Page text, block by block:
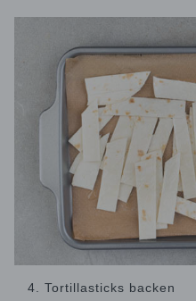
4. Tortillasticks backen